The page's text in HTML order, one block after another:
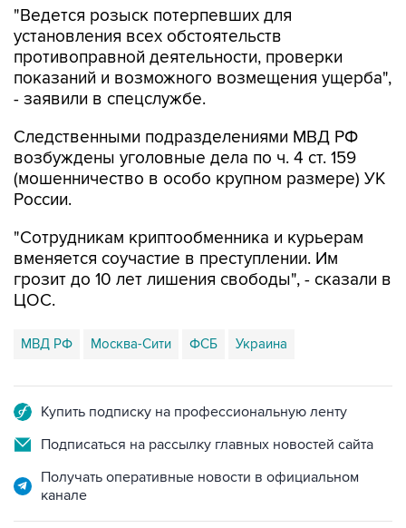
"Ведется розыск потерпевших для
установления всех обстоятельств
противоправной деятельности, проверки
показаний и возможного возмещения ущерба",
- заявили в спецслужбе.
Следственными подразделениями МВД РФ
возбуждены уголовные дела по ч. 4 ст. 159
(мошенничество в особо крупном размере) УК
России.
"Сотрудникам криптообменника и курьерам
вменяется соучастие в преступлении. Им
грозит до 10 лет лишения свободы", - сказали в
ЦОС.
МВД РФ Москва-Сити ФСБ Украина
Купить подписку на профессиональную ленту
Подписаться на рассылку главных новостей сайта
Получать оперативные новости в официальном
канале